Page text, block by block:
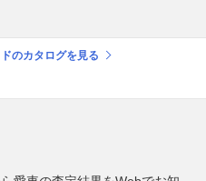
のカタログを見る